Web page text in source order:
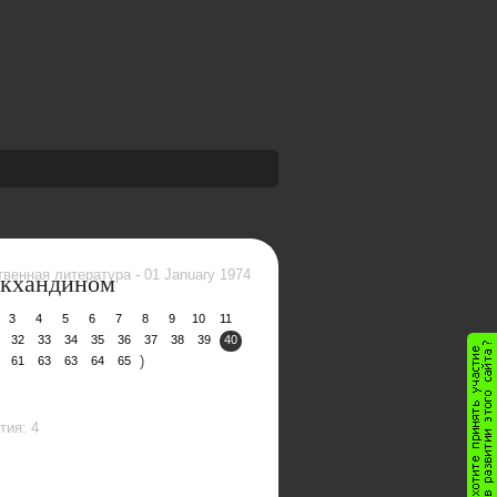
литература - 01 January 1974
3 4 5 6 7 8 9 10
11
32 33 34 35 36 37 38 39
40
61 63 63 64 65 )
4